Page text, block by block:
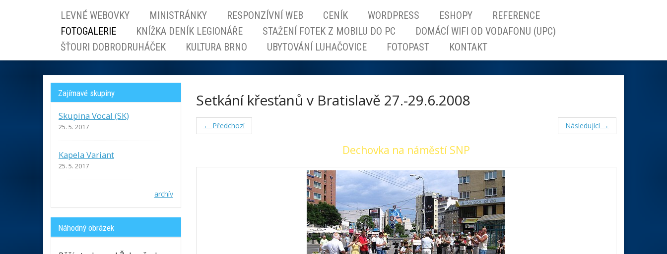
LEVNÉ WEBOVKY MINISTRÁNKY RESPONZÍVNÍ WEB CENÍK WORDPRESS ESHOPY
REFERENCE
FOTOGALERIE
KNÍŽKA DENÍK LEGIONÁŘE STAŽENÍ FOTEK Z MOBILU DO PC
DOMÁCÍ WIFI OD VODAFONU (UPC)
ŠŤOURI DOBRODRUHÁČEK
KULTURA BRNO UBYTOVÁNÍ LUHAČOVICE FOTOPAST KONTAKT
Setkání křesťanů v Bratislavě 27.-29.6.2008
← Předchozí Následující →
Dechovka na náměstí SNP
Zajímavé skupiny
Skupina Vocal (SK)
25. 5. 2017
Kapela Variant
25. 5. 2017
archív
Náhodný obrázek